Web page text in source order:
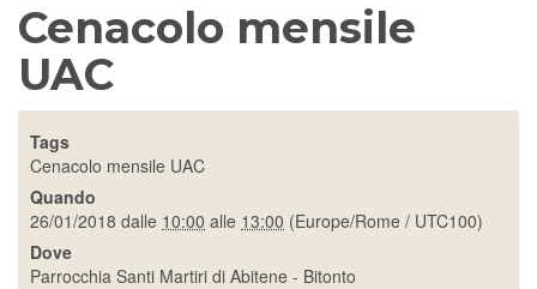
Cenacolo mensile
UAC
Tags
Cenacolo mensile UAC
Quando
26/01/2018 dalle 10:00 alle 13:00 (Europe/Rome / UTC100)
Dove
Parrocchia Santi Martiri di Abitene - Bitonto